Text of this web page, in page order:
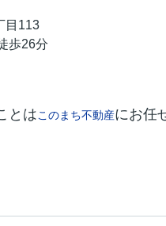
目113
歩26分
とはこのまち不動産にお任